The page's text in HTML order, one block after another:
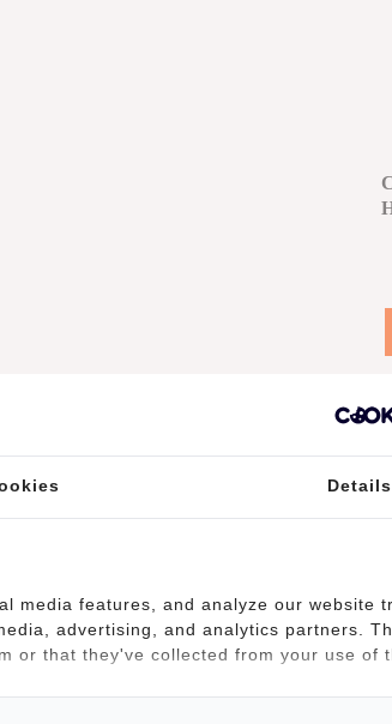
Details
media features, and analyze our website
advertising, and analytics partners.
or that they've collected from your use of